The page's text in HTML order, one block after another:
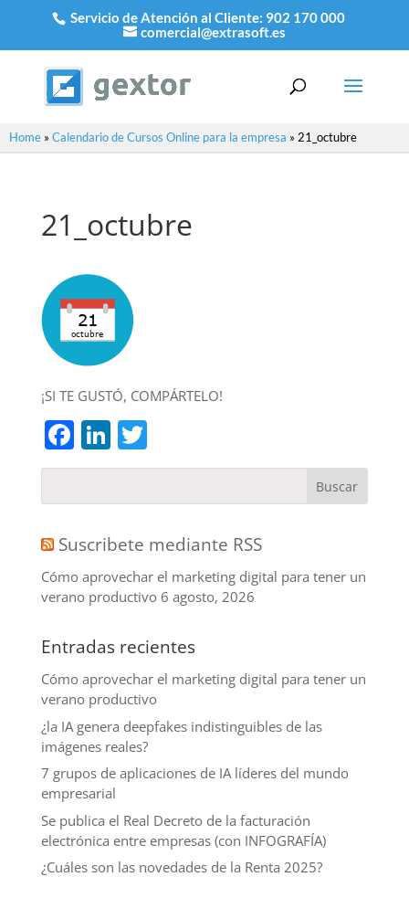
Servicio de Atención al Cliente: 902 170 000
comercial@extrasoft.es
Home » Calendario de Cursos Online para la empresa » 21_octubre
21_octubre
¡SI TE GUSTÓ, COMPÁRTELO!
Facebook
LinkedIn
Twitter
Suscribete mediante RSS
Cómo aprovechar el marketing digital para tener un
verano productivo 6 agosto, 2026
Entradas recientes
Cómo aprovechar el marketing digital para tener un
verano productivo
¿la IA genera deepfakes indistinguibles de las
imágenes reales?
7 grupos de aplicaciones de IA líderes del mundo
empresarial
Se publica el Real Decreto de la facturación
electrónica entre empresas (con INFOGRAFÍA)
¿Cuáles son las novedades de la Renta 2025?